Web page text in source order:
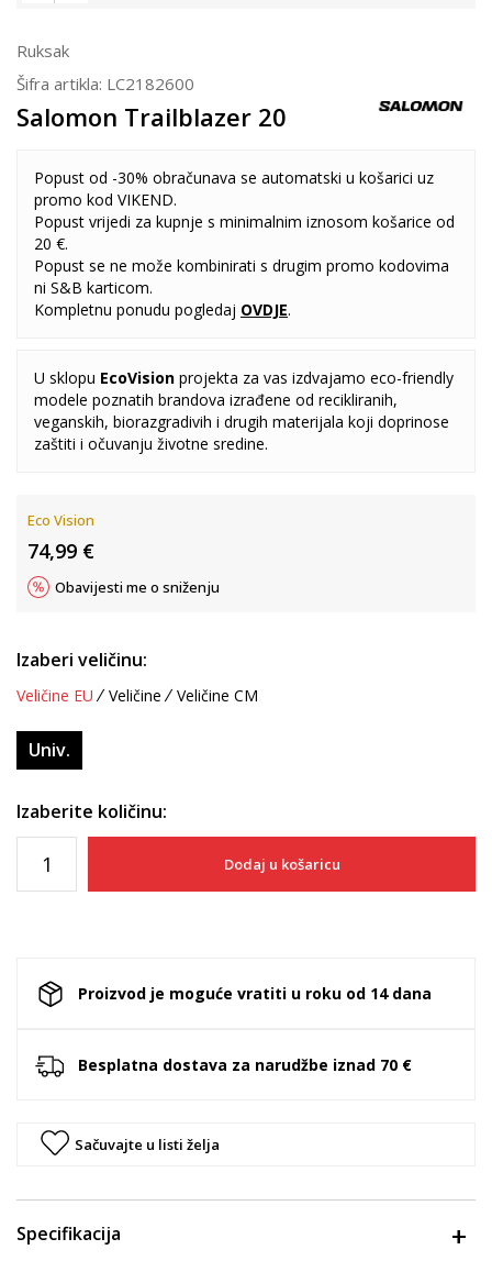
Ruksak
Šifra artikla: LC2182600
Salomon Trailblazer 20
Popust od -30% obračunava se automatski u košarici uz
promo kod VIKEND.
Popust vrijedi za kupnje s minimalnim iznosom košarice od
20 €.
Popust se ne može kombinirati s drugim promo kodovima
ni S&B karticom.
Kompletnu ponudu pogledaj OVDJE.
U sklopu EcoVision projekta za vas izdvajamo eco-friendly
modele poznatih brandova izrađene od recikliranih,
veganskih, biorazgradivih i drugih materijala koji doprinose
zaštiti i očuvanju životne sredine.
Eco Vision
74,99 €
Obavijesti me o sniženju
Izaberi veličinu:
Veličine EU Veličine Veličine CM
Univ.
Izaberite količinu:
Dodaj u košaricu
Proizvod je moguće vratiti u roku od 14 dana
Besplatna dostava za narudžbe iznad 70 €
Sačuvajte u listi želja
Specifikacija